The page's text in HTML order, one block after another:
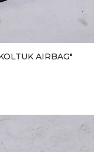
AIRBAG"